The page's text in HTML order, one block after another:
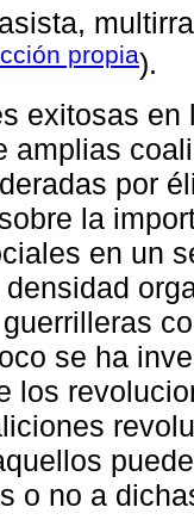
propia).
exitosas
amplias
por
la
en un
se ha
los
o no a